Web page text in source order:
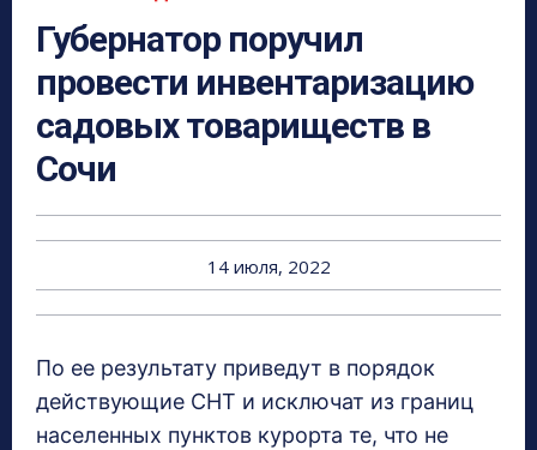
Губернатор поручил
провести инвентаризацию
садовых товариществ в
Сочи
14 июля, 2022
По ее результату приведут в порядок
действующие СНТ и исключат из границ
населенных пунктов курорта те, что не